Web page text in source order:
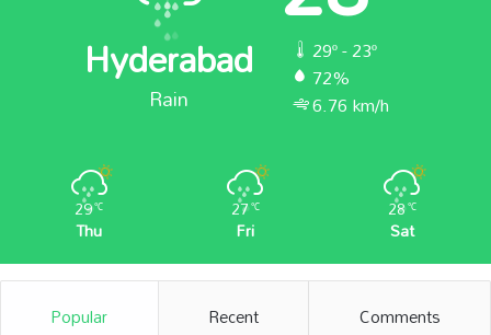
Hyderabad
Rain
29º - 23º
72%
6.76 km/h
29℃
Thu
27℃
Fri
28℃
Sat
Popular Recent Comments